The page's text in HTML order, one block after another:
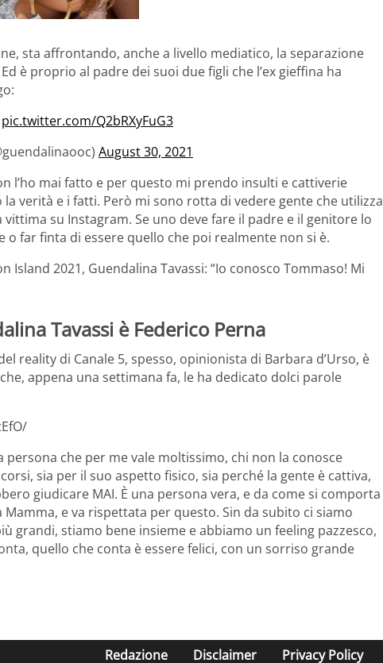
sta affrontando, anche a livello mediatico, la separazione
Ed è proprio al padre dei suoi due figli che l’ex gieffina ha
pic.twitter.com/Q2bRXyFuG3
August 30, 2021
l’ho mai fatto e per questo mi prendo insulti e cattiverie
verità e i fatti. Però mi sono rotta di vedere gente che utilizza
su Instagram. Se uno deve fare il padre e il genitore lo
o far finta di essere quello che poi realmente non si è.
2021, Guendalina Tavassi: “Io conosco Tommaso! Mi
Tavassi è Federico Perna
reality di Canale 5, spesso, opinionista di Barbara d’Urso, è
che, appena una settimana fa, le ha dedicato dolci parole
che per me vale moltissimo, chi non la conosce
sia per il suo aspetto fisico, sia perché la gente è cattiva,
giudicare MAI. È una persona vera, e da come si comporta
e va rispettata per questo. Sin da subito ci siamo
grandi, stiamo bene insieme e abbiamo un feeling pazzesco,
quello che conta è essere felici, con un sorriso grande
Redazione Disclaimer Privacy Policy